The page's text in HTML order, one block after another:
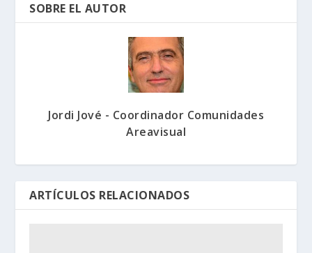
SOBRE EL AUTOR
Jordi Jové - Coordinador Comunidades
Areavisual
ARTÍCULOS RELACIONADOS